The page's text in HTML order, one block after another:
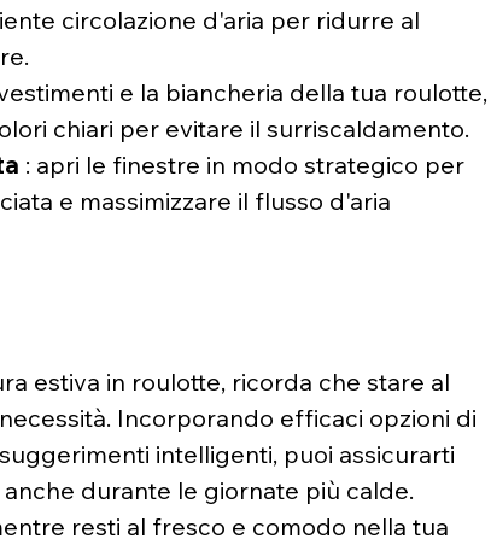
circolazione d'aria per ridurre al
e la biancheria della tua roulotte,
chiari per evitare il surriscaldamento.
: apri le finestre in modo strategico per
e massimizzare il flusso d'aria
estiva in roulotte, ricorda che stare al
Incorporando efficaci opzioni di
intelligenti, puoi assicurarti
durante le giornate più calde.
resti al fresco e comodo nella tua